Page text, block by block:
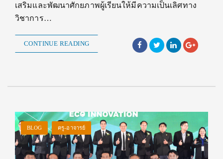
เสริมและพัฒนาศักยภาพผู้เรียนให้มีความเป็นเลิศทาง
วิชาการ…
CONTINUE READING
BLOG ครู-อาจารย์